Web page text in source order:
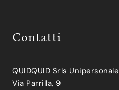
Contatti
QUIDQUID Srls Unipersonale
Via Parrilla, 9